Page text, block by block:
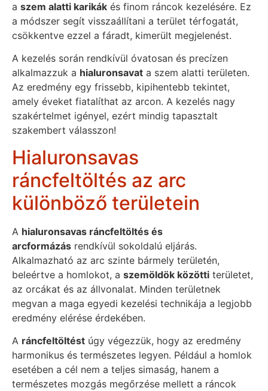
a szem alatti karikák és finom ráncok kezelésére. Ez
a módszer segít visszaállítani a terület térfogatát,
csökkentve ezzel a fáradt, kimerült megjelenést.
A kezelés során rendkívül óvatosan és precízen
alkalmazzuk a hialuronsavat a szem alatti területen.
Az eredmény egy frissebb, kipihentebb tekintet,
amely éveket fiatalíthat az arcon. A kezelés nagy
szakértelmet igényel, ezért mindig tapasztalt
szakembert válasszon!
Hialuronsavas
ráncfeltöltés az arc
különböző területein
A hialuronsavas ráncfeltöltés és
arcformázás rendkívül sokoldalú eljárás.
Alkalmazható az arc szinte bármely területén,
beleértve a homlokot, a szemöldök közötti területet,
az orcákat és az állvonalat. Minden területnek
megvan a maga egyedi kezelési technikája a legjobb
eredmény elérése érdekében.
A ráncfeltöltést úgy végezzük, hogy az eredmény
harmonikus és természetes legyen. Például a homlok
esetében a cél nem a teljes simaság, hanem a
természetes mozgás megőrzése mellett a ráncok